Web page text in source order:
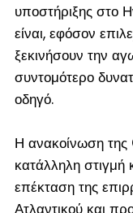
υποστήριξης στο
είναι, εφόσον
ξεκινήσουν την
συντομότερο
οδηγό.
Η ανακοίνωση
κατάλληλη
επέκταση της
Ατλαντικού και